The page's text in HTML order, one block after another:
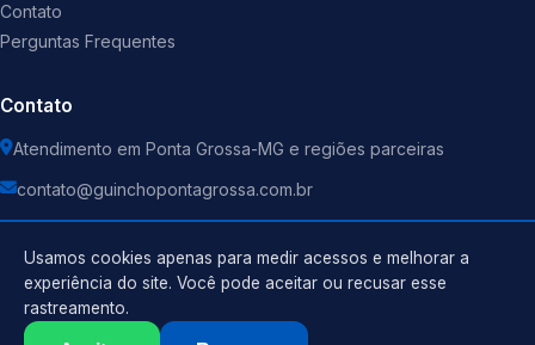
Contato
Perguntas Frequentes
Contato
Atendimento em Ponta Grossa-MG e regiões parceiras
contato@guinchopontagrossa.com.br
Guincho . Todos os direitos reservados.
Usamos cookies apenas para medir acessos e melhorar a
experiência do site. Você pode aceitar ou recusar esse
rastreamento.